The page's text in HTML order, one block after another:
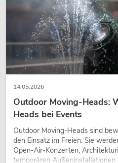
14.05.2026
Outdoor Moving-Heads:
Heads bei Events
Outdoor Moving-Heads sind
den Einsatz im Freien. Sie
Open-Air-Konzerten,
temporären Außeninstallationen